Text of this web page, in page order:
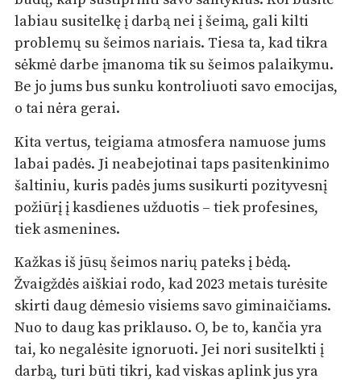
labiau susitelkę į darbą nei į šeimą, gali kilti
problemų su šeimos nariais. Tiesa ta, kad tikra
sėkmė darbe įmanoma tik su šeimos palaikymu.
Be jo jums bus sunku kontroliuoti savo emocijas,
o tai nėra gerai.
Kita vertus, teigiama atmosfera namuose jums
labai padės. Ji neabejotinai taps pasitenkinimo
šaltiniu, kuris padės jums susikurti pozityvesnį
požiūrį į kasdienes užduotis – tiek profesines,
tiek asmenines.
Kažkas iš jūsų šeimos narių pateks į bėdą.
Žvaigždės aiškiai rodo, kad 2023 metais turėsite
skirti daug dėmesio visiems savo giminaičiams.
Nuo to daug kas priklauso. O, be to, kančia yra
tai, ko negalėsite ignoruoti. Jei nori susitelkti į
darbą, turi būti tikri, kad viskas aplink jus yra